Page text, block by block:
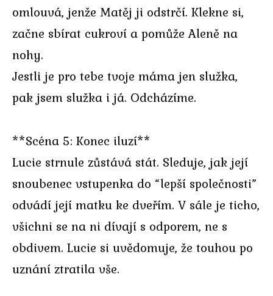
omlouvá, jenže Matěj ji odstrčí. Klekne si,
začne sbírat cukroví a pomůže Aleně na
nohy.
Jestli je pro tebe tvoje máma jen služka,
pak jsem služka i já. Odcházíme.
**Scéna 5: Konec iluzí**
Lucie strnule zůstává stát. Sleduje, jak její
snoubenec vstupenka do “lepší společnosti”
odvádí její matku ke dveřím. V sále je ticho,
všichni se na ni dívají s odporem, ne s
obdivem. Lucie si uvědomuje, že touhou po
uznání ztratila vše.